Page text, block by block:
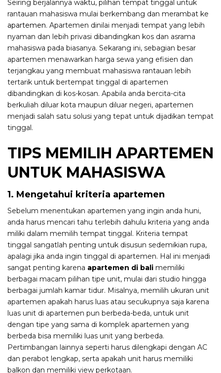
Seiring berjalannya waktu, pilihan tempat tinggal untuk
rantauan mahasiswa mulai berkembang dan merambat ke
apartemen. Apartemen dinilai menjadi tempat yang lebih
nyaman dan lebih privasi dibandingkan kos dan asrama
mahasiswa pada biasanya. Sekarang ini, sebagian besar
apartemen menawarkan harga sewa yang efisien dan
terjangkau yang membuat mahasiswa rantauan lebih
tertarik untuk bertempat tinggal di apartemen
dibandingkan di kos-kosan. Apabila anda bercita-cita
berkuliah diluar kota maupun diluar negeri, apartemen
menjadi salah satu solusi yang tepat untuk dijadikan tempat
tinggal.
TIPS MEMILIH APARTEMEN
UNTUK MAHASISWA
1. Mengetahui kriteria apartemen
Sebelum menentukan apartemen yang ingin anda huni,
anda harus mencari tahu terlebih dahulu kriteria yang anda
miliki dalam memilih tempat tinggal. Kriteria tempat
tinggal sangatlah penting untuk disusun sedemikian rupa,
apalagi jika anda ingin tinggal di apartemen. Hal ini menjadi
sangat penting karena apartemen di bali memiliki
berbagai macam pilihan tipe unit, mulai dari studio hingga
berbagai jumlah kamar tidur. Misalnya, memilih ukuran unit
apartemen apakah harus luas atau secukupnya saja karena
luas unit di apartemen pun berbeda-beda, untuk unit
dengan tipe yang sama di komplek apartemen yang
berbeda bisa memiliki luas unit yang berbeda.
Pertimbangan lainnya seperti harus dilengkapi dengan AC
dan perabot lengkap, serta apakah unit harus memiliki
balkon dan memiliki view perkotaan.